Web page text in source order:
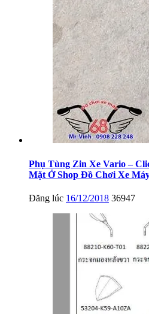
Phụ Tùng Zin Xe Vario –
Mặt Ở Shop Đồ Chơi Xe
Đăng lúc 16/12/2018 36947